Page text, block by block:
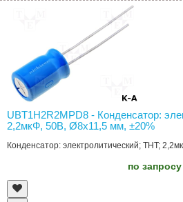
UBT1H2R2MPD8 - Конденсатор:
2,2мкФ, 50В, Ø8x11,5 мм, ±20%
Конденсатор: электролитический; THT;
по запросу